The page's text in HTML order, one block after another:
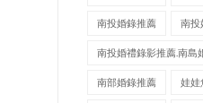
南投婚錄推薦 南投
南投婚禮錄影推薦.南島
南部婚錄推薦 娃娃